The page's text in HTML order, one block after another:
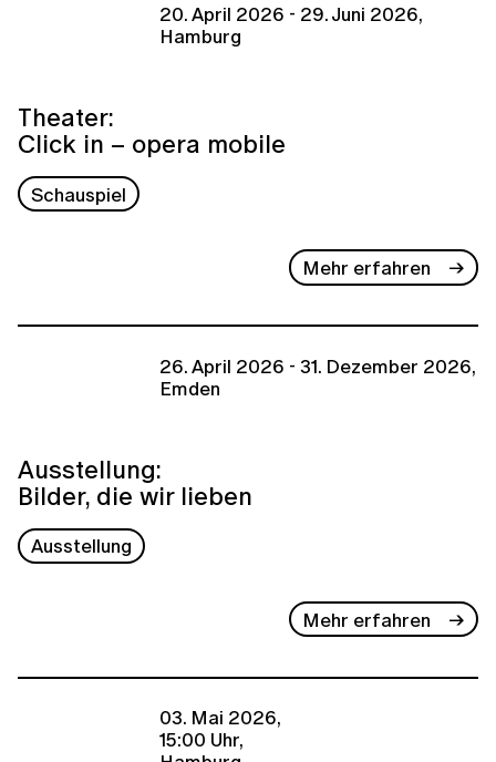
20. April 2026 - 29. Juni 2026,
Hamburg
Theater:
Click in – opera mobile
Schauspiel
Mehr erfahren
26. April 2026 - 31. Dezember 2026,
Emden
Ausstellung:
Bilder, die wir lieben
Ausstellung
Mehr erfahren
03. Mai 2026,
15:00 Uhr,